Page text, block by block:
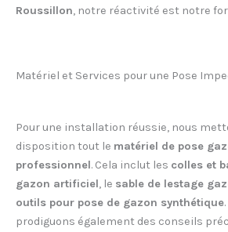
Roussillon, notre réactivité est notre
Matériel et Services pour une Pose
Pour une installation réussie, nous
disposition tout le matériel de pose
professionnel. Cela inclut les colles et
gazon artificiel, le sable de lestage
outils pour pose de gazon synthétique
prodiguons également des conseils